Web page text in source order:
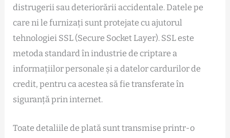
distrugerii sau deteriorării accidentale. Datele pe
care ni le furnizați sunt protejate cu ajutorul
tehnologiei SSL (Secure Socket Layer). SSL este
metoda standard în industrie de criptare a
informațiilor personale și a datelor cardurilor de
credit, pentru ca acestea să fie transferate în
siguranță prin internet.
Toate detaliile de plată sunt transmise printr-o